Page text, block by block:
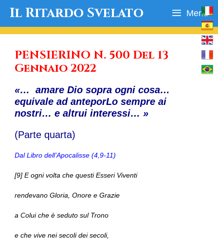
Il Ritardo Svelato Menu
PENSIERINO N. 500 Del 13
Gennaio 2022
«… amare Dio sopra ogni cosa…
equivale ad anteporLo sempre ai
nostri… e altrui interessi… »
(Parte quarta)
Dal Libro dell’Apocalisse (4,9-11)
[9] E ogni volta che questi Esseri Viventi
rendevano Gloria, Onore e Grazie
a Colui che è seduto sul Trono
e che vive nei secoli dei secoli,